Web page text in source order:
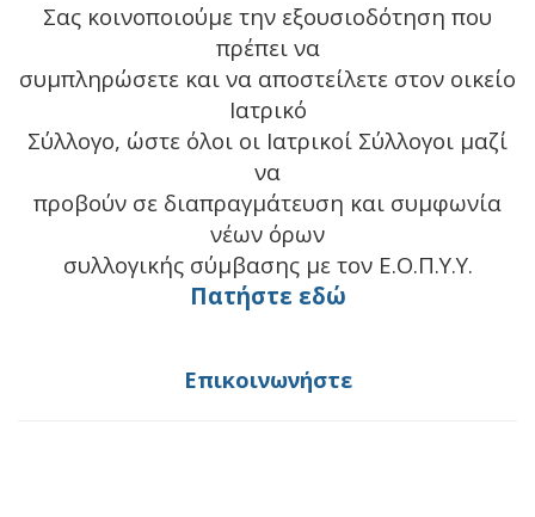
Σας κοινοποιούμε την εξουσιοδότηση που
πρέπει να
συμπληρώσετε και να αποστείλετε στον οικείο
Ιατρικό
Σύλλογο, ώστε όλοι οι Ιατρικοί Σύλλογοι μαζί
να
προβούν σε διαπραγμάτευση και συμφωνία
νέων όρων
συλλογικής σύμβασης με τον Ε.Ο.Π.Υ.Υ.
Πατήστε εδώ
Επικοινωνήστε